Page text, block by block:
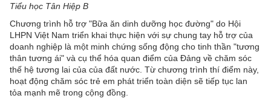
Tiểu học Tân Hiệp B
Chương trình hỗ trợ "Bữa ăn dinh dưỡng học đường" do Hội
LHPN Việt Nam triển khai thực hiện với sự chung tay hỗ trợ của
doanh nghiệp là một minh chứng sống động cho tinh thần "tương
thân tương ái" và cụ thể hóa quan điểm của Đảng về chăm sóc
thế hệ tương lai của của đất nước. Từ chương trình thí điểm này,
hoạt động chăm sóc trẻ em phát triển toàn diện sẽ tiếp tục lan
tỏa mạnh mẽ trong cộng đồng.